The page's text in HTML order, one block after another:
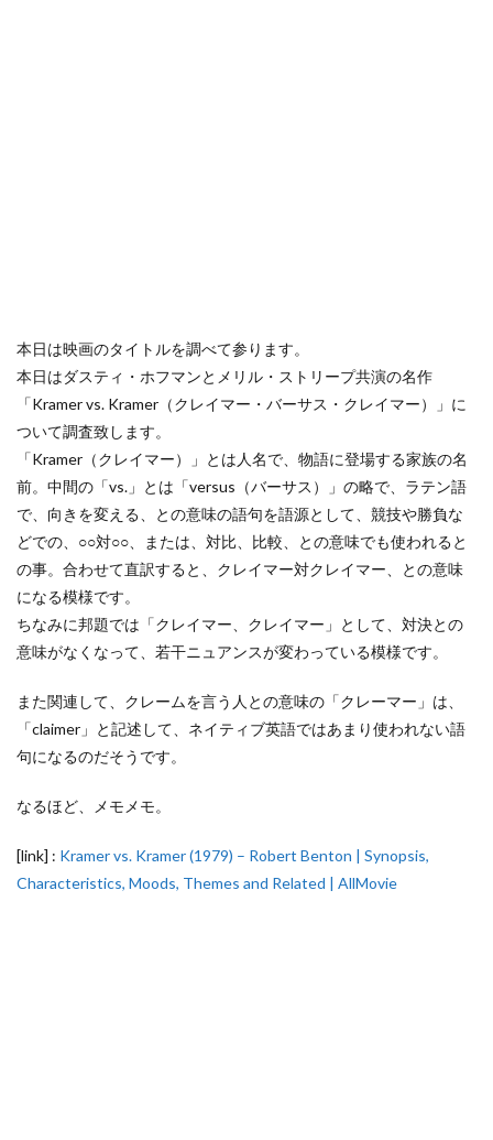
本日は映画のタイトルを調べて参ります。
本日はダスティ・ホフマンとメリル・ストリープ共演の名作
「Kramer vs. Kramer（クレイマー・バーサス・クレイマー）」に
ついて調査致します。
「Kramer（クレイマー）」とは人名で、物語に登場する家族の名
前。中間の「vs.」とは「versus（バーサス）」の略で、ラテン語
で、向きを変える、との意味の語句を語源として、競技や勝負な
どでの、○○対○○、または、対比、比較、との意味でも使われると
の事。合わせて直訳すると、クレイマー対クレイマー、との意味
になる模様です。
ちなみに邦題では「クレイマー、クレイマー」として、対決との
意味がなくなって、若干ニュアンスが変わっている模様です。
また関連して、クレームを言う人との意味の「クレーマー」は、
「claimer」と記述して、ネイティブ英語ではあまり使われない語
句になるのだそうです。
なるほど、メモメモ。
[link] : Kramer vs. Kramer (1979) – Robert Benton | Synopsis,
Characteristics, Moods, Themes and Related | AllMovie